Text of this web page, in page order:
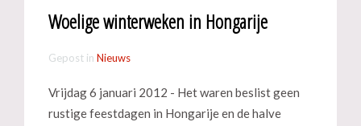
Woelige winterweken in Hongarije
Gepost in Nieuws
Vrijdag 6 januari 2012 - Het waren beslist geen
rustige feestdagen in Hongarije en de halve